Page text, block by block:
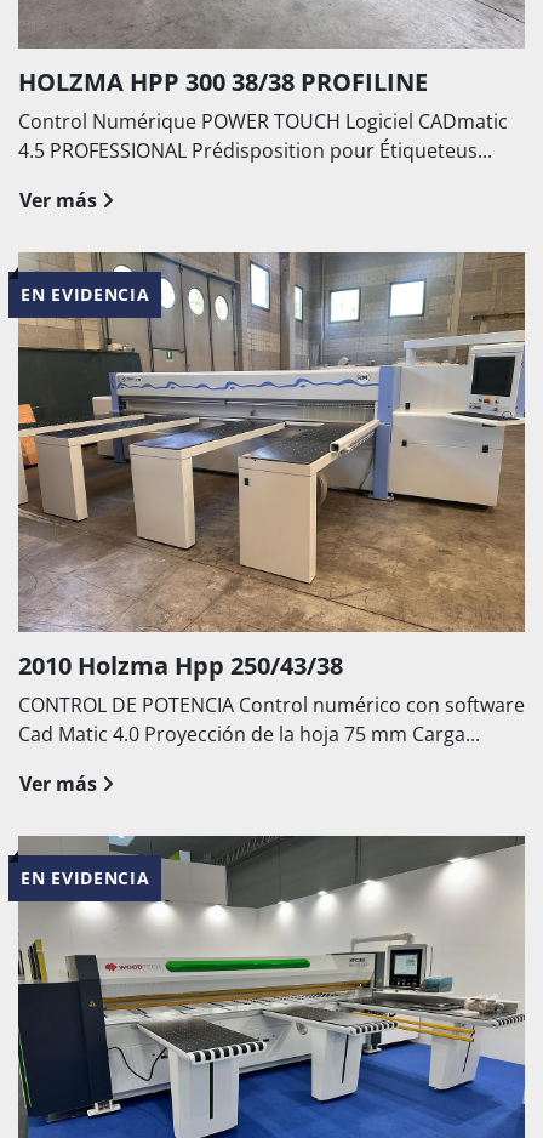
HOLZMA HPP 300 38/38 PROFILINE
Control Numérique POWER TOUCH Logiciel CADmatic
4.5 PROFESSIONAL Prédisposition pour Étiqueteus...
Ver más
EN EVIDENCIA
2010 Holzma Hpp 250/43/38
CONTROL DE POTENCIA Control numérico con software
Cad Matic 4.0 Proyección de la hoja 75 mm Carga...
Ver más
EN EVIDENCIA